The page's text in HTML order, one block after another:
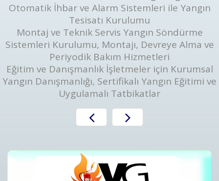
Otomatik İhbar ve Alarm Sistemleri ile Yangın
Tesisatı Kurulumu
Montaj ve Teknik Servis Yangın Söndürme
Sistemleri Kurulumu, Montajı, Devreye Alma ve
Periyodik Bakım Hizmetleri
Eğitim ve Danışmanlık İşletmeler için Kurumsal
Yangın Danışmanlığı, Sertifikalı Yangın Eğitimi ve
Uygulamalı Tatbikatlar